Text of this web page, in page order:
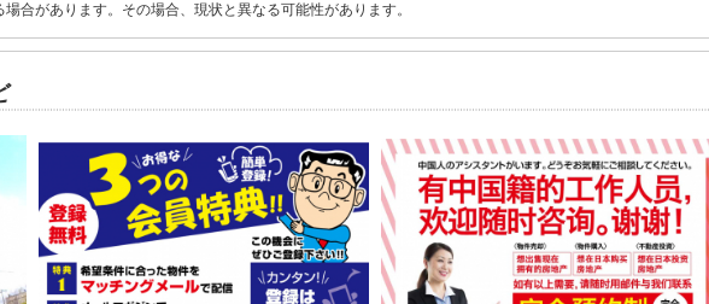
合があります。その場合、現状と異なる可能性があります。